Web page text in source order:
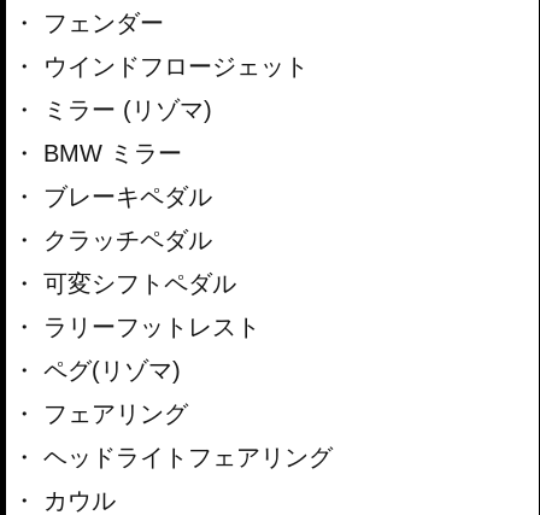
フェンダー
ウインドフロージェット
ミラー (リゾマ)
BMW ミラー
ブレーキペダル
クラッチペダル
可変シフトペダル
ラリーフットレスト
ペグ(リゾマ)
フェアリング
ヘッドライトフェアリング
カウル